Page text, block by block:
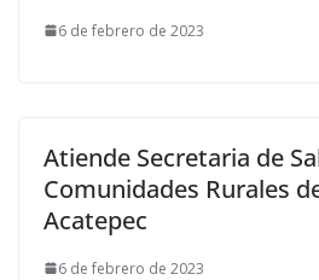
6 de febrero de 2023
Atiende Secretaria de
Comunidades Rurales
Acatepec
6 de febrero de 2023